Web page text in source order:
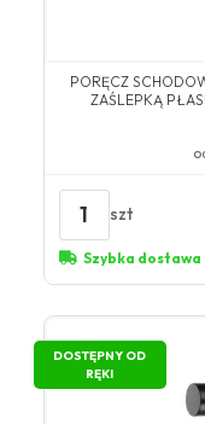
PORĘCZ
ZAŚLEPKĄ
1 szt
Szybka dostawa
DOSTĘPNY OD
RĘKI